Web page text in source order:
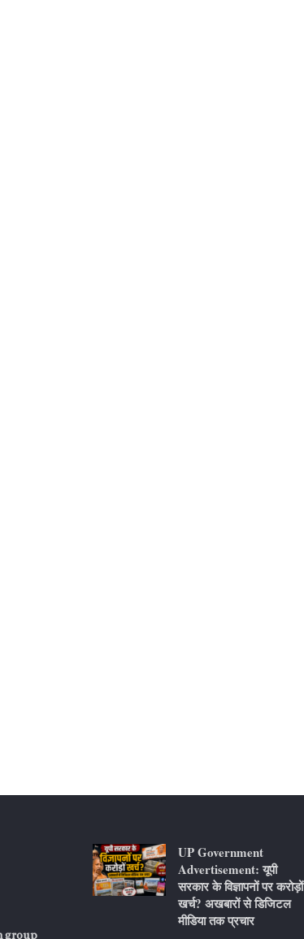
group
UP Government
Advertisement: यूपी
सरकार के विज्ञापनों पर करोड़ों
खर्च? अखबारों से डिजिटल
मीडिया तक प्रचार